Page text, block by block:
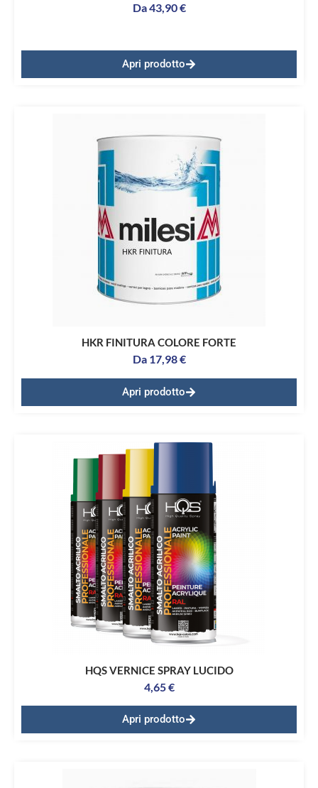
Da43,90€
Apri prodotto
HKR FINITURA COLORE FORTE
Da 17,98€
Apri prodotto
HQS VERNICE SPRAY LUCIDO
4,65€
Apri prodotto